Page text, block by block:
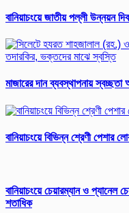
বানিয়াচংয়ে জাতীয় পল্লী উন্নয়ন
মাজারের দান ব্যবস্থাপনায়
বানিয়াচংয়ে বিভিন্ন শ্রেণী পেশার
বানিয়াচংয়ে চেয়ারম্যান ও প্যানেল
শতাধিক